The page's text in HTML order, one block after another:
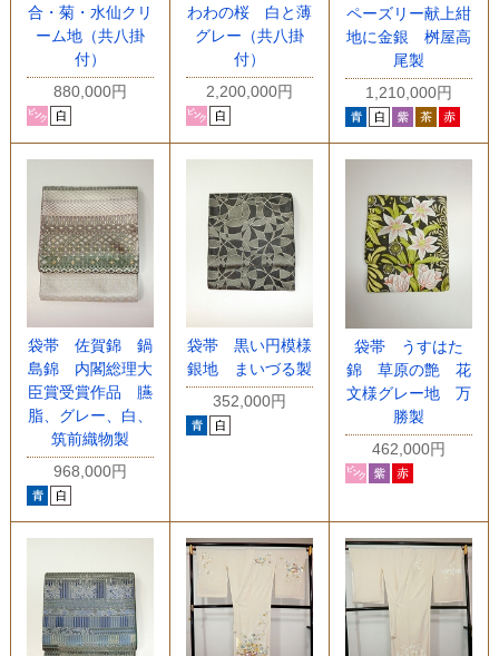
合・菊・水仙クリ
ーム地（共八掛
付）
880,000円
わわの桜 白と薄
グレー（共八掛
付）
2,200,000円
ペーズリー献上紺
地に金銀 桝屋高
尾製
1,210,000円
袋帯 佐賀錦 鍋
島錦 内閣総理大
臣賞受賞作品 臙
脂、グレー、白、
筑前織物製
968,000円
袋帯 黒い円模様
銀地 まいづる製
352,000円
袋帯 うすはた
錦 草原の艶 花
文様グレー地 万
勝製
462,000円